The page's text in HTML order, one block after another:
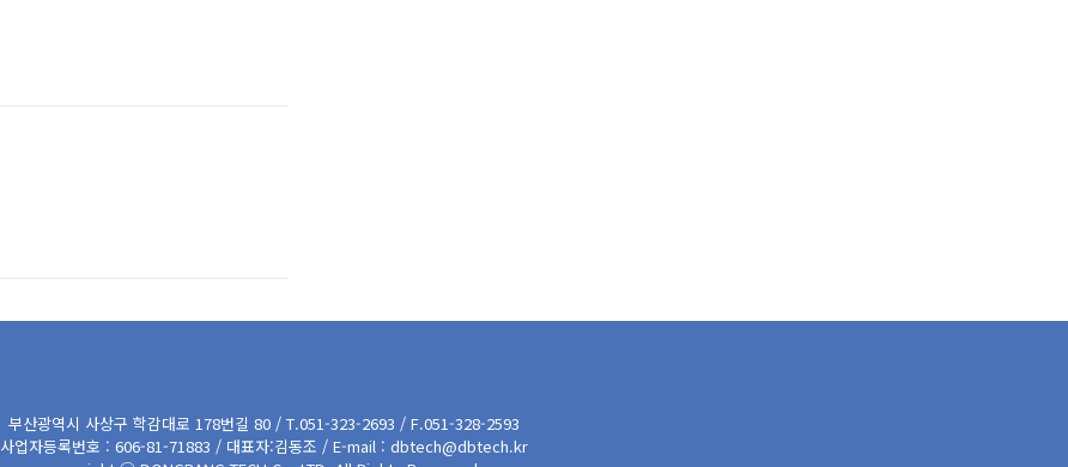
부산광역시 사상구 학감대로 178번길 80 / T.051-323-2693 / F.051-328-2593
사업자등록번호 : 606-81-71883 / 대표자:김동조 / E-mail : dbtech@dbtech.kr